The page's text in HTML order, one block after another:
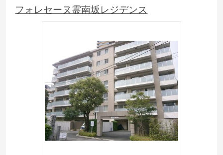
フォレセーヌ霊南坂レジデンス